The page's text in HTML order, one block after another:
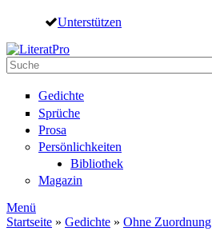
Direkt zum Inhalt
Unterstützen
Suche
Gedichte
Sprüche
Prosa
Persönlichkeiten
Bibliothek
Magazin
Menü
Startseite » Gedichte » Ohne Zuordnung